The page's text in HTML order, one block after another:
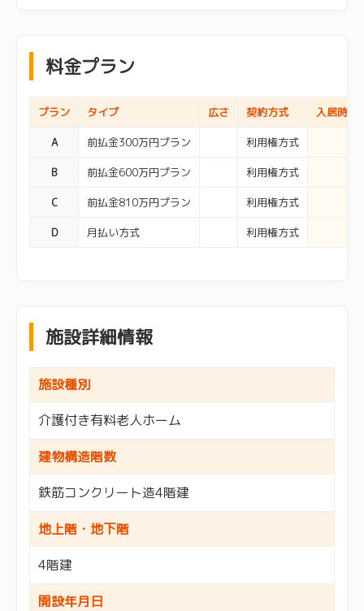
料金プラン
プラン タイプ 広さ 契約方式 入居時費
A 前払金300万円プラン 利用権方式
B 前払金600万円プラン 利用権方式
C 前払金810万円プラン 利用権方式
D 月払い方式 利用権方式
施設詳細情報
施設種別
介護付き有料老人ホーム
建物構造階数
鉄筋コンクリート造4階建
地上階・地下階
4階建
開設年月日